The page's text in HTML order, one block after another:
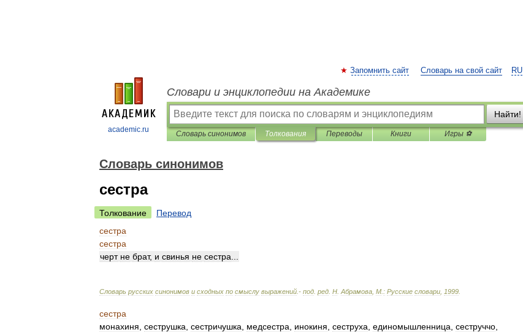
academic.ru
RU
Запомнить сайт Словарь на свой сайт
Словари и энциклопедии на Академике
Найти!
Словарь синонимов Толкования Переводы Книги Игры ⚽
Словарь синонимов
сестра
Толкование
Перевод
сестра
сестра
черт не брат, и свинья не сестра
Словарь русских синонимов и сходных по смыслу выражений .- под ред Н Абрамова М : Русские словари 1999
сестра
монахиня сеструшка сестричушка медсестра инокиня сеструха единомышленница сеструччо